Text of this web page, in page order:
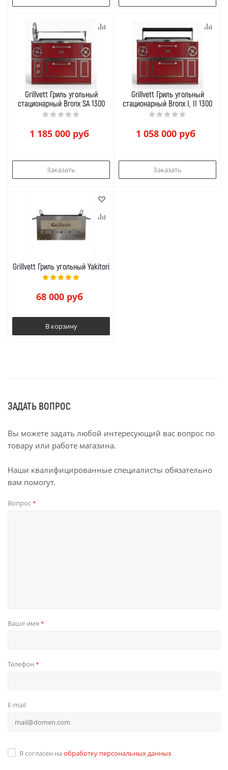
Grillvett Гриль угольный
стационарный Bronx SA 1300
1 185 000 руб
Заказать
Grillvett Гриль угольный
стационарный Bronx I, II 1300
1 058 000 руб
Заказать
Grillvett Гриль угольный Yakitori
68 000руб
В корзину
ЗАДАТЬ ВОПРОС
Вы можете задать любой интересующий вас вопрос по
товару или работе магазина.
Наши квалифицированные специалисты обязательно
вам помогут.
Вопрос*
Ваше имя *
Телефон *
E-mail
Я согласен на обработку персональных данных